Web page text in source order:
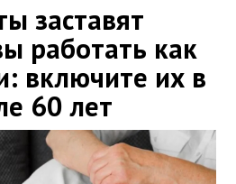
заставят
работать как
включите их в
60 лет